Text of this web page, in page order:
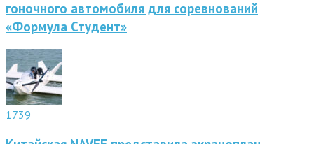
гоночного автомобиля для соревнований
«Формула Студент»
1739